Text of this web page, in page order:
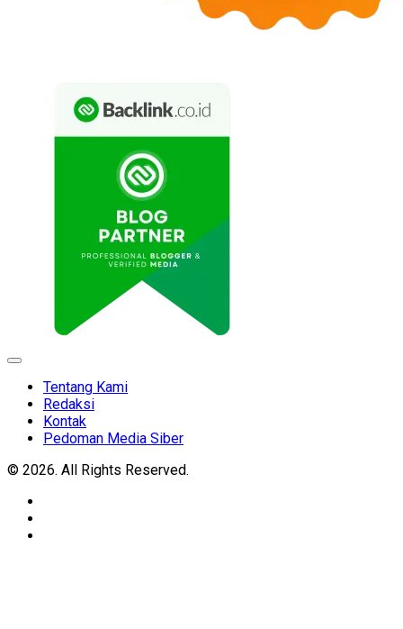
Expand
Tentang Kami
Redaksi
Kontak
Pedoman Media Siber
© 2026. All Rights Reserved.